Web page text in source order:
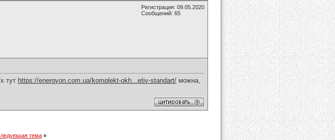
Регистрация: 09.05.2020
Сообщений: 65
тут https://energyon.com.ua/komplekt-okh...etiv-standart/ можна,
тема »